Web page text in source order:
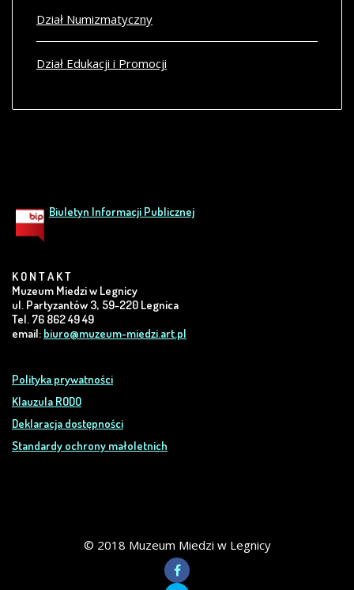
Dział Numizmatyczny
Dział Edukacji i Promocji
Biuletyn Informacji Publicznej
K O N T A K T
Muzeum Miedzi w Legnicy
ul. Partyzantów 3, 59-220 Legnica
Tel. 76 862 49 49
email: biuro@muzeum-miedzi.art.pl
Polityka prywatności
Klauzula RODO
Deklaracja dostępności
Standardy ochrony małoletnich
© 2018 Muzeum Miedzi w Legnicy